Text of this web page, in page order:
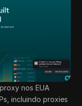
nos EUA
incluindo proxies